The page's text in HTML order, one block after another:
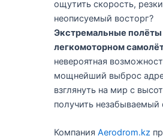
ощутить скорость,
неописуемый восторг?
Экстремальные полёты
легкомоторном
невероятная
мощнейший выброс
взглянуть на мир с
получить незабываемый
Компания Aerodrom.kz